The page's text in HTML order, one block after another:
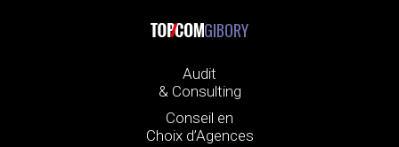
GIBORY
Audit
& Consulting
Conseil en
Choix d’Agences